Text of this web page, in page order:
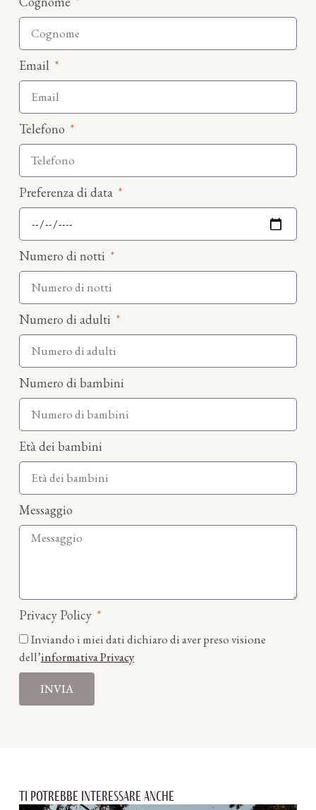
Email
Telefono
Preferenza di data
Numero di notti
Numero di adulti
Numero di bambini
Età dei bambini
Messaggio
Privacy Policy
Inviando i miei dati dichiaro di aver preso visione
dell’informativa Privacy
INVIA
Ti potrebbe interessare anche